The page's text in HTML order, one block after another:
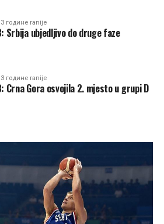
3 године ranije
Srbija ubjedljivo do druge faze
3 године ranije
Crna Gora osvojila 2. mjesto u grupi D